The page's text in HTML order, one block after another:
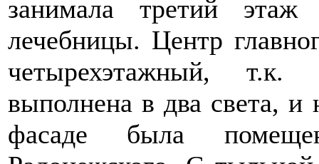
занимала третий этаж
лечебницы. Центр
четырехэтажный, т.к.
выполнена в два света,
фасаде была